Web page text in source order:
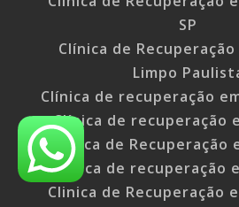
SP
Clínica de Recuperação
Limpo
Clínica de recuperação
Clínica de recuperação
Clínica de Recuperação
Clinica de recuperação
Clinica de Recuperação